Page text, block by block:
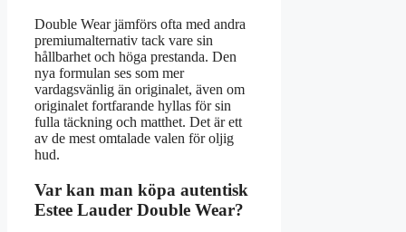
Double Wear jämförs ofta med andra
premiumalternativ tack vare sin
hållbarhet och höga prestanda. Den
nya formulan ses som mer
vardagsvänlig än originalet, även om
originalet fortfarande hyllas för sin
fulla täckning och matthet. Det är ett
av de mest omtalade valen för oljig
hud.
Var kan man köpa autentisk
Estee Lauder Double Wear?